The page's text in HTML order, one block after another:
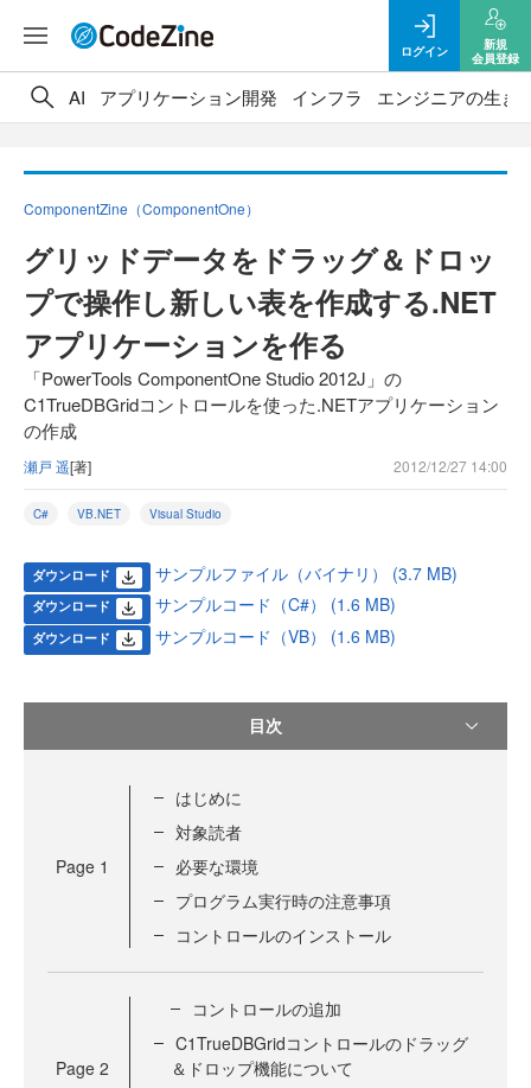
ログイン
新規
会員登録
AI アプリケーション開発 インフラ エンジニアの生き
ComponentZine（ComponentOne）
グリッドデータをドラッグ＆ドロッ
プで操作し新しい表を作成する.NET
アプリケーションを作る
「PowerTools ComponentOne Studio 2012J」の
C1TrueDBGridコントロールを使った.NETアプリケーション
の作成
瀬戸 遥[著] 2012/12/27 14:00
C# VB.NET Visual Studio
ダウンロード サンプルファイル（バイナリ） (3.7 MB)
ダウンロード サンプルコード（C#） (1.6 MB)
ダウンロード サンプルコード（VB） (1.6 MB)
目次
Page 1
はじめに
対象読者
必要な環境
プログラム実行時の注意事項
コントロールのインストール
Page 2
コントロールの追加
C1TrueDBGridコントロールのドラッグ
＆ドロップ機能について